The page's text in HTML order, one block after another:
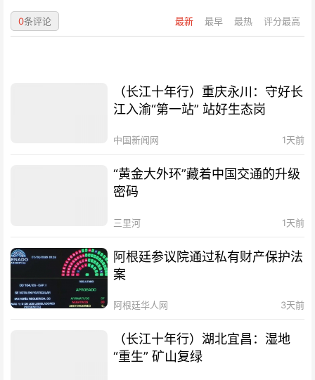
最新 最早 最热 评分最高
0条评论
（长江十年行）重庆永川：守好长
江入渝“第一站” 站好生态岗
中国新闻网 1天前
“黄金大外环”藏着中国交通的升级
密码
三里河 1天前
阿根廷参议院通过私有财产保护法
案
阿根廷华人网 3天前
（长江十年行）湖北宜昌：湿地
“重生” 矿山复绿